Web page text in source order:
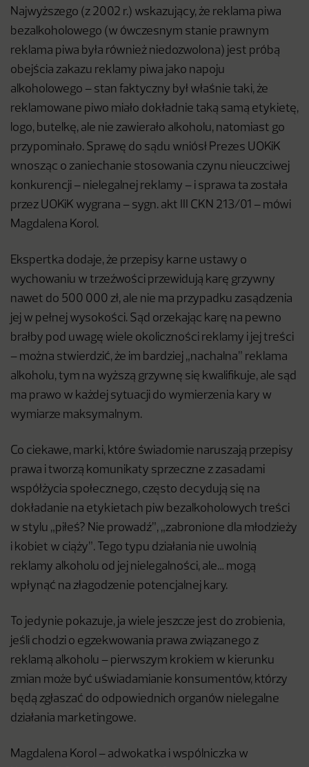
Najwyższego (z 2002 r.) wskazujący, że reklama piwa
bezalkoholowego (w ówczesnym stanie prawnym
reklama piwa była również niedozwolona) jest próbą
obejścia zakazu reklamy piwa jako napoju
alkoholowego – stan faktyczny był właśnie taki, że
reklamowane piwo miało dokładnie taką samą etykietę,
logo, butelkę, ale nie zawierało alkoholu, natomiast go
przypominało. Sprawę do sądu wniósł Prezes UOKiK
wnosząc o zaniechanie stosowania czynu nieuczciwej
konkurencji – nielegalnej reklamy – i sprawa ta została
przez UOKiK wygrana – sygn. akt III CKN 213/01 – mówi
Magdalena Korol.
Ekspertka dodaje, że przepisy karne ustawy o
wychowaniu w trzeźwości przewidują karę grzywny
nawet do 500 000 zł, ale nie ma przypadku zasądzenia
jej w pełnej wysokości. Sąd orzekając karę na pewno
brałby pod uwagę wiele okoliczności reklamy i jej treści
– można stwierdzić, że im bardziej „nachalna” reklama
alkoholu, tym na wyższą grzywnę się kwalifikuje, ale sąd
ma prawo w każdej sytuacji do wymierzenia kary w
wymiarze maksymalnym.
Co ciekawe, marki, które świadomie naruszają przepisy
prawa i tworzą komunikaty sprzeczne z zasadami
współżycia społecznego, często decydują się na
dokładanie na etykietach piw bezalkoholowych treści
w stylu „piłeś? Nie prowadź”, „zabronione dla młodzieży
i kobiet w ciąży”. Tego typu działania nie uwolnią
reklamy alkoholu od jej nielegalności, ale… mogą
wpłynąć na złagodzenie potencjalnej kary.
To jedynie pokazuje, ja wiele jeszcze jest do zrobienia,
jeśli chodzi o egzekwowania prawa związanego z
reklamą alkoholu – pierwszym krokiem w kierunku
zmian może być uświadamianie konsumentów, którzy
będą zgłaszać do odpowiednich organów nielegalne
działania marketingowe.
Magdalena Korol – adwokatka i wspólniczka w